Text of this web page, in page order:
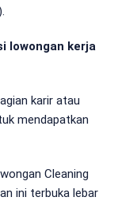
lowongan kerja
karir atau
mendapatkan
Cleaning
ini terbuka lebar